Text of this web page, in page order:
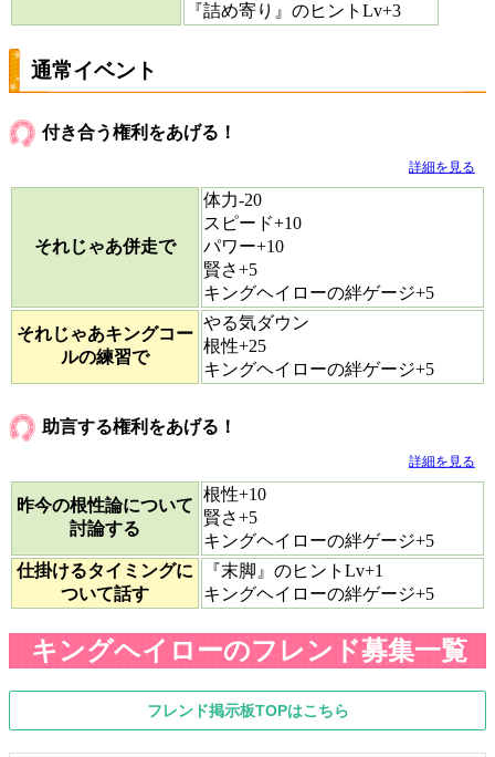
『詰め寄り』のヒントLv+3
通常イベント
付き合う権利をあげる！
詳細を見る
それじゃあ併走で
体力-20
スピード+10
パワー+10
賢さ+5
キングヘイローの絆ゲージ+5
それじゃあキングコー
ルの練習で
やる気ダウン
根性+25
キングヘイローの絆ゲージ+5
助言する権利をあげる！
詳細を見る
昨今の根性論について
討論する
根性+10
賢さ+5
キングヘイローの絆ゲージ+5
仕掛けるタイミングに
ついて話す
『末脚』のヒントLv+1
キングヘイローの絆ゲージ+5
キングヘイローのフレンド募集一覧
フレンド掲示板TOPはこちら